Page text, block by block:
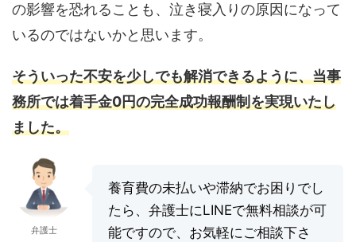
の影響を恐れることも、泣き寝入りの原因になって
いるのではないかと思います。
そういった不安を少しでも解消できるように、当事
務所では着手金0円の完全成功報酬制を実現いたし
ました。
弁護士
養育費の未払いや滞納でお困りでし
たら、弁護士にLINEで無料相談が可
能ですので、お気軽にご相談下さ